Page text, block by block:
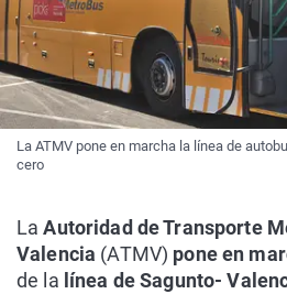
La ATMV pone en marcha la línea de
cero
LaAutoridad de Transporte
Valencia (ATMV) pone en
de la línea de Sagunto-